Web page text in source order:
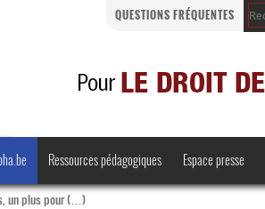
QUESTIONS FRÉQUENTES
Ressources pédagogiques Espace presse
un plus pour (…)